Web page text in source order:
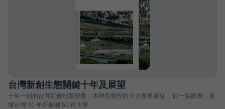
台灣新創生態關鍵十年及展望
十年一刻的台灣新創地景變遷，本研究報告的 9 大重要發現 ；以一張圖表，看
懂台灣 10 年新創圈 50 件大事。